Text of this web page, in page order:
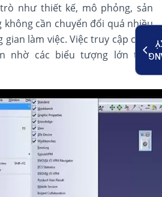
như thiết kế, mô phỏng, sản
cần chuyển đổi quá nhiều
làm việc. Việc truy cập công
nhờ các biểu tượng lớn trên